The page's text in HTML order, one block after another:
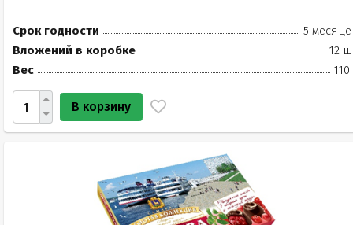
Срок годности
5
Вложений в коробке
12
Вес
110
В корзину